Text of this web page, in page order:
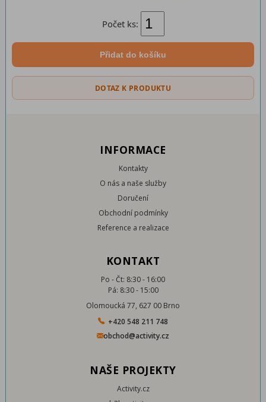
Počet ks:
Přidat do košíku
DOTAZ K PRODUKTU
INFORMACE
Kontakty
O nás a naše služby
Doručení
Obchodní podmínky
Reference a realizace
KONTAKT
Po - Čt: 8:30 - 16:00
Pá: 8:30 - 15:00
Olomoucká 77, 627 00 Brno
+420 548 211 748
obchod@activity.cz
NAŠE PROJEKTY
Activity.cz